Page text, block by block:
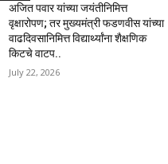
अजित पवार यांच्या जयंतीनिमित्त
वृक्षारोपण; तर मुख्यमंत्री फडणवीस यांच्या
वाढदिवसानिमित्त विद्यार्थ्यांना शैक्षणिक
किटचे वाटप..
July 22, 2026